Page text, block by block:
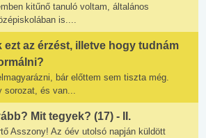
kitűnő tanuló voltam, általános
is....
ezt az érzést, illetve hogy tudnám
bár előttem sem tiszta még.
és van...
Mit tegyek? (17) - II.
Asszony! Az óév utolsó napján küldött